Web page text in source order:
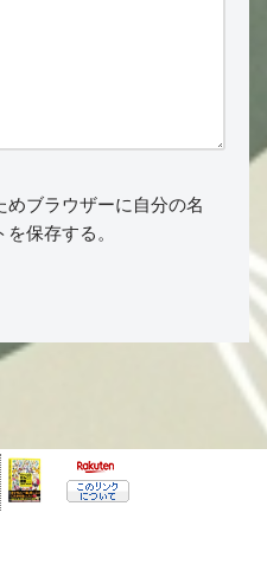
ブラウザーに自分の名
保存する。